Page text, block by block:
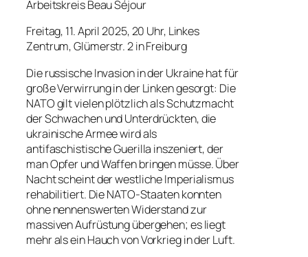
Arbeitskreis Beau Séjour
Freitag, 11. April 2025, 20 Uhr, Linkes
Zentrum, Glümerstr. 2 in Freiburg
Die russische Invasion in der Ukraine hat für
große Verwirrung in der Linken gesorgt: Die
NATO gilt vielen plötzlich als Schutzmacht
der Schwachen und Unterdrückten, die
ukrainische Armee wird als
antifaschistische Guerilla inszeniert, der
man Opfer und Waffen bringen müsse. Über
Nacht scheint der westliche Imperialismus
rehabilitiert. Die NATO-Staaten konnten
ohne nennenswerten Widerstand zur
massiven Aufrüstung übergehen; es liegt
mehr als ein Hauch von Vorkrieg in der Luft.